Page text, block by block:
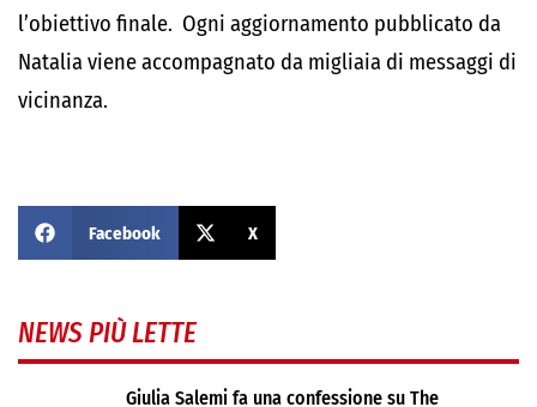
l’obiettivo finale. Ogni aggiornamento pubblicato da
Natalia viene accompagnato da migliaia di messaggi di
vicinanza.
Facebook X
NEWS PIÙ LETTE
Giulia Salemi fa una confessione su The